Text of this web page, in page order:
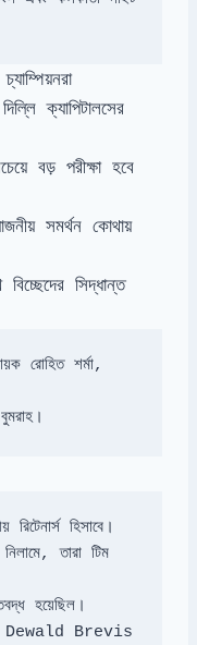
ক্যাপিটালসের
বড় পরীক্ষা হবে
সমর্থন কোথায়
সিদ্ধান্ত
রোহিত শর্মা,
তারা টিম
হয়েছিল।
Dewald Brevis